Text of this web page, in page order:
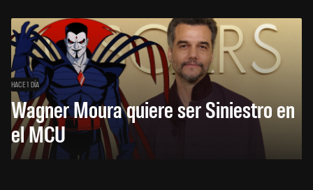
HACE 1 DÍA
Wagner Moura quiere ser Siniestro en
el MCU